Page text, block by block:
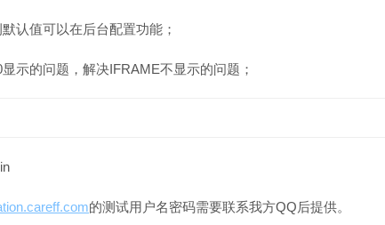
认值可以在后台配置功能；
示的问题，解决IFRAME不显示的问题；
的测试用户名密码需要联系我方QQ后提供。